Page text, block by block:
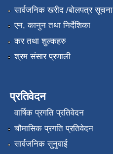
सार्वजनिक खरीद /बोलपत्र सूचना
एन, कानुन तथा निर्देशिका
कर तथा शुल्कहरु
श्रम संसार प्रणाली
प्रतिवेदन
वार्षिक प्रगति प्रतिवेदन
चौमासिक प्रगति प्रतिवेदन
सार्वजनिक सुनुवाई